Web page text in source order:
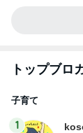
トップブロ
子育て
1